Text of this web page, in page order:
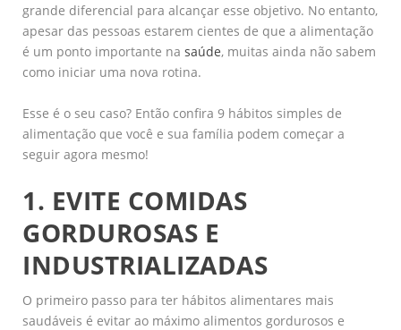
grande diferencial para alcançar esse objetivo. No entanto,
apesar das pessoas estarem cientes de que a alimentação
é um ponto importante na saúde, muitas ainda não sabem
como iniciar uma nova rotina.
Esse é o seu caso? Então confira 9 hábitos simples de
alimentação que você e sua família podem começar a
seguir agora mesmo!
1. EVITE COMIDAS
GORDUROSAS E
INDUSTRIALIZADAS
O primeiro passo para ter hábitos alimentares mais
saudáveis é evitar ao máximo alimentos gordurosos e